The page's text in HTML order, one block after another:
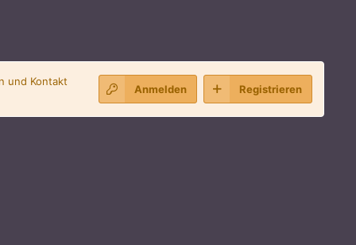
und Kontakt
Anmelden Registrieren